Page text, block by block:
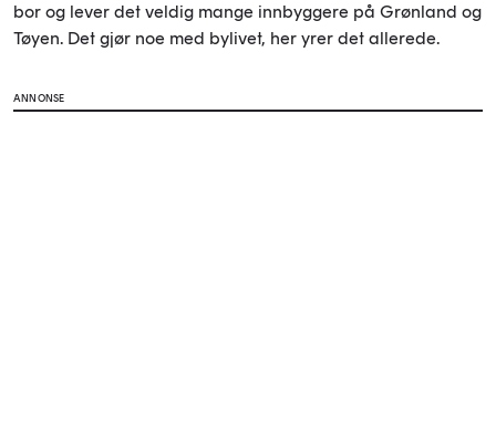
bor og lever det veldig mange innbyggere på Grønland og
Tøyen. Det gjør noe med bylivet, her yrer det allerede.
ANNONSE